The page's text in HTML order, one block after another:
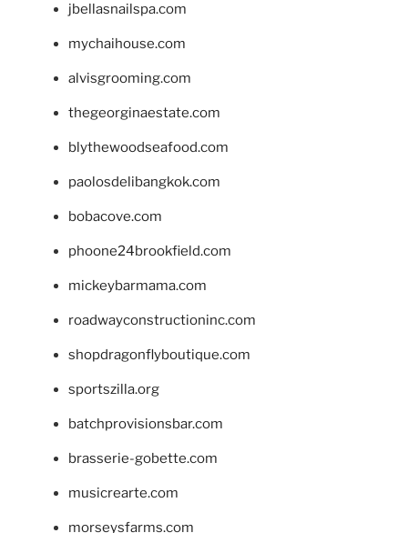
jbellasnailspa.com
mychaihouse.com
alvisgrooming.com
thegeorginaestate.com
blythewoodseafood.com
paolosdelibangkok.com
bobacove.com
phoone24brookfield.com
mickeybarmama.com
roadwayconstructioninc.com
shopdragonflyboutique.com
sportszilla.org
batchprovisionsbar.com
brasserie-gobette.com
musicrearte.com
morseysfarms.com